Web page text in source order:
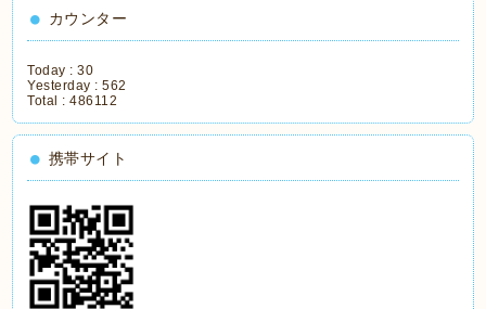
カウンター
Today :30
Yesterday :562
Total :486112
携帯サイト